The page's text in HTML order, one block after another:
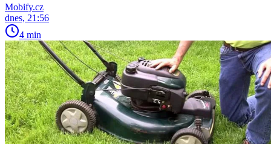
Mobify.cz
dnes, 21:56
4 min